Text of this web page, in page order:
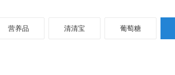
营养品 清清宝 葡萄糖